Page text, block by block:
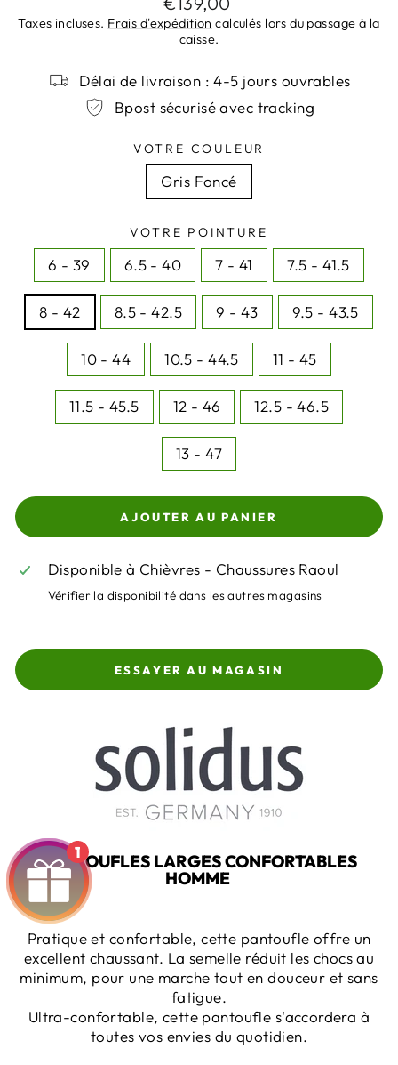
régulier
Taxes incluses. Frais d'expédition calculés lors du passage à la
caisse.
Délai de livraison : 4-5 jours ouvrables
Bpost sécurisé avec tracking
VOTRE COULEUR
Gris Foncé
VOTRE POINTURE
6 - 39 6.5 - 40 7 - 41 7.5 - 41.5
8 - 42 8.5 - 42.5 9 - 43 9.5 - 43.5
10 - 44 10.5 - 44.5 11 - 45
11.5 - 45.5 12 - 46 12.5 - 46.5
13 - 47
AJOUTER AU PANIER
Disponible à Chièvres - Chaussures Raoul
Vérifier la disponibilité dans les autres magasins
ESSAYER AU MAGASIN
PANTOUFLES LARGES CONFORTABLES
HOMME
Pratique et confortable, cette pantoufle offre un
excellent chaussant. La semelle réduit les chocs au
minimum, pour une marche tout en douceur et sans
fatigue.
Ultra-confortable, cette pantoufle s'accordera à
toutes vos envies du quotidien.
1